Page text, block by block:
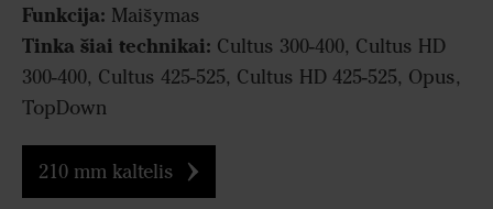
Funkcija: Maišymas
Tinka šiai technikai: Cultus 300-400, Cultus HD
300-400, Cultus 425-525, Cultus HD 425-525, Opus,
TopDown
210 mm kaltelis